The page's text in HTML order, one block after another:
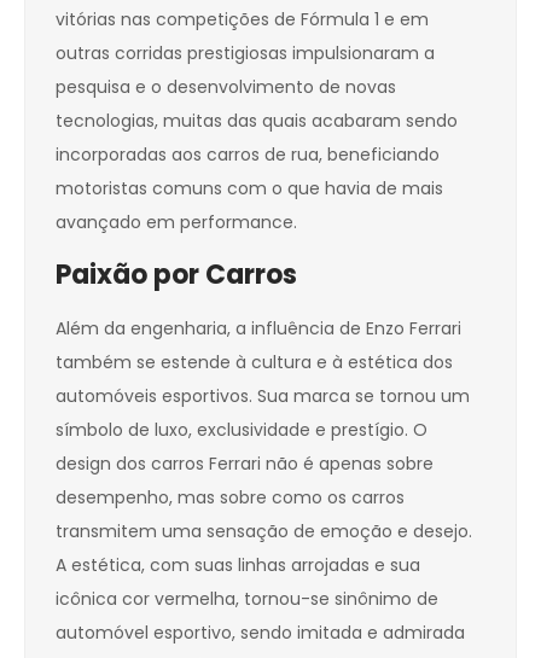
vitórias nas competições de Fórmula 1 e em
outras corridas prestigiosas impulsionaram a
pesquisa e o desenvolvimento de novas
tecnologias, muitas das quais acabaram sendo
incorporadas aos carros de rua, beneficiando
motoristas comuns com o que havia de mais
avançado em performance.
Paixão por Carros
Além da engenharia, a influência de Enzo Ferrari
também se estende à cultura e à estética dos
automóveis esportivos. Sua marca se tornou um
símbolo de luxo, exclusividade e prestígio. O
design dos carros Ferrari não é apenas sobre
desempenho, mas sobre como os carros
transmitem uma sensação de emoção e desejo.
A estética, com suas linhas arrojadas e sua
icônica cor vermelha, tornou-se sinônimo de
automóvel esportivo, sendo imitada e admirada